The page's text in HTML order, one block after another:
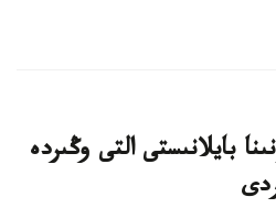
بايلانىستى التى وڭىردە